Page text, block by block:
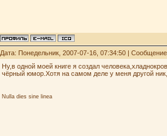
Дата: Понедельник, 2007-07-16, 07:34:50 |
Ну,в одной моей книге я создал
чёрный юмор.Хотя на самом деле у меня другой
Nulla dies sine linea